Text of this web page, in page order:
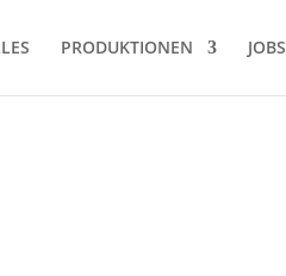
PRODUKTIONEN JOBS